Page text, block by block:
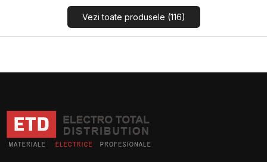
Vezi toate produsele (116)